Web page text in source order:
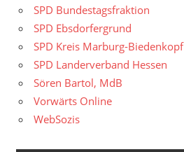
SPD Bundestagsfraktion
SPD Ebsdorfergrund
SPD Kreis Marburg-Biedenkopf
SPD Landerverband Hessen
Sören Bartol, MdB
Vorwärts Online
WebSozis